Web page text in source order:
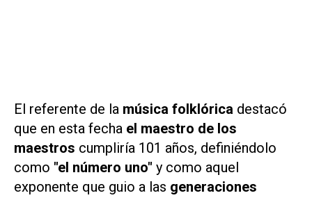
El referente de la música folklórica destacó
que en esta fecha el maestro de los
maestros cumpliría 101 años, definiéndolo
como "el número uno" y como aquel
exponente que guio a las generaciones